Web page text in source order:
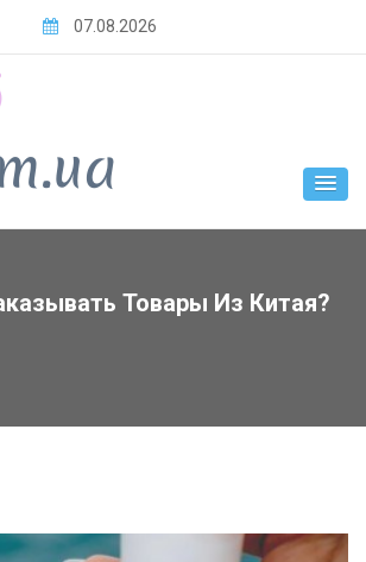
07.08.2026
Товары Из Китая?